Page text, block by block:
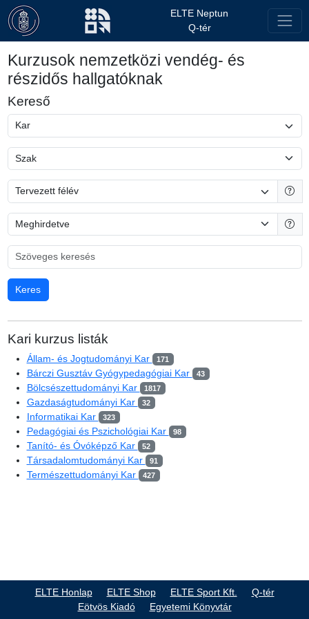
ELTE Neptun
Q-tér
Kurzusok nemzetközi vendég- és
részidős hallgatóknak
Kereső
Kari kurzus listák
Állam- és Jogtudományi Kar 171
Bárczi Gusztáv Gyógypedagógiai Kar 43
Bölcsészettudományi Kar 1817
Gazdaságtudományi Kar 32
Informatikai Kar 323
Pedagógiai és Pszichológiai Kar 98
Tanító- és Óvóképző Kar 52
Társadalomtudományi Kar 91
Természettudományi Kar 427
ELTE Honlap ELTE Shop ELTE Sport Kft.
Q-tér
Eötvös Kiadó
Egyetemi Könyvtár